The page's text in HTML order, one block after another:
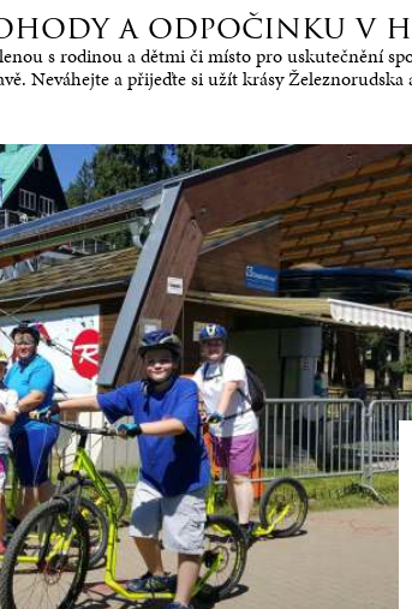
a odpočinku v
s rodinou a dětmi či místo pro uskutečnění
Neváhejte a přijeďte si užít krásy